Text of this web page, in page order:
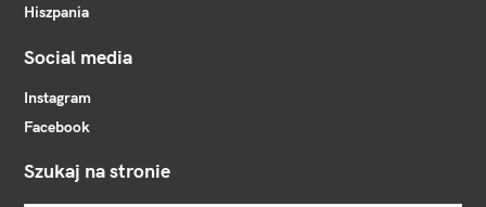
Hiszpania
Social media
Instagram
Facebook
Szukaj na stronie